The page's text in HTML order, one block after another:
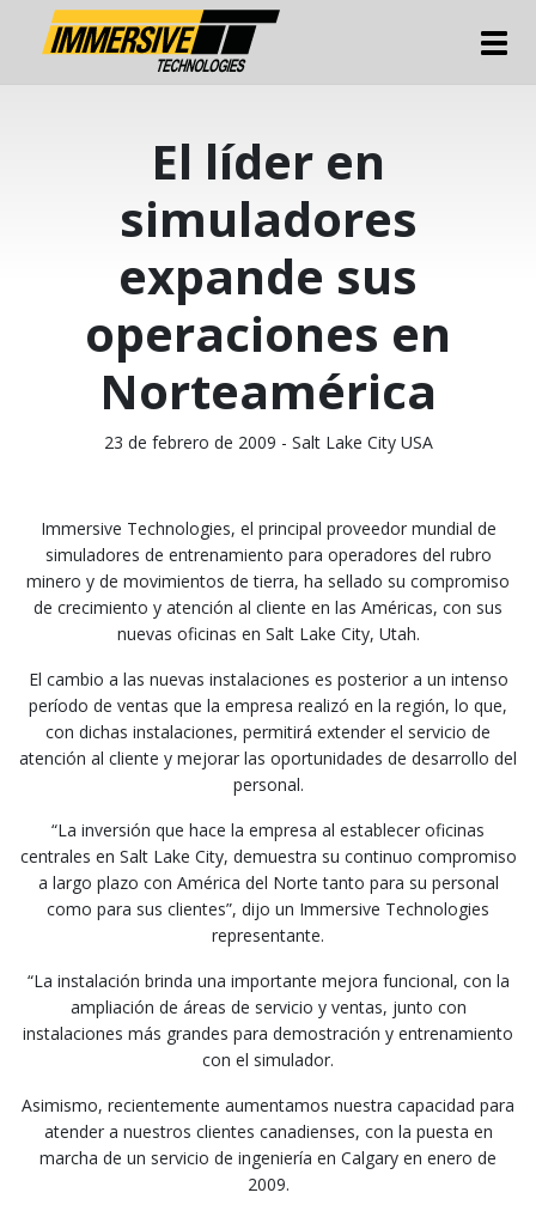
El líder en
simuladores
expande sus
operaciones en
Norteamérica
23 de febrero de 2009 - Salt Lake City USA
Immersive Technologies, el principal proveedor mundial de
simuladores de entrenamiento para operadores del rubro
minero y de movimientos de tierra, ha sellado su compromiso
de crecimiento y atención al cliente en las Américas, con sus
nuevas oficinas en Salt Lake City, Utah.
El cambio a las nuevas instalaciones es posterior a un intenso
período de ventas que la empresa realizó en la región, lo que,
con dichas instalaciones, permitirá extender el servicio de
atención al cliente y mejorar las oportunidades de desarrollo del
personal.
“La inversión que hace la empresa al establecer oficinas
centrales en Salt Lake City, demuestra su continuo compromiso
a largo plazo con América del Norte tanto para su personal
como para sus clientes”, dijo un Immersive Technologies
representante.
“La instalación brinda una importante mejora funcional, con la
ampliación de áreas de servicio y ventas, junto con
instalaciones más grandes para demostración y entrenamiento
con el simulador.
Asimismo, recientemente aumentamos nuestra capacidad para
atender a nuestros clientes canadienses, con la puesta en
marcha de un servicio de ingeniería en Calgary en enero de
2009.